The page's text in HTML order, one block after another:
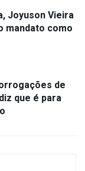
Joyuson Vieira
mandato como
de
que é para